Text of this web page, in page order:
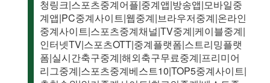
청링크|스포츠중계어플|중계앱|방송앱|모바일중
계앱|PC중계사이트|웹중계|브라우저중계|온라인
중계사이트|스포츠중계채널|TV중계|케이블중계|
인터넷TV|스포츠OTT|중계플랫폼|스트리밍플랫
폼|실시간축구중계|해외축구무료중계|프리미어
리그중계|스포츠중계베스트10|TOP5중계사이트|